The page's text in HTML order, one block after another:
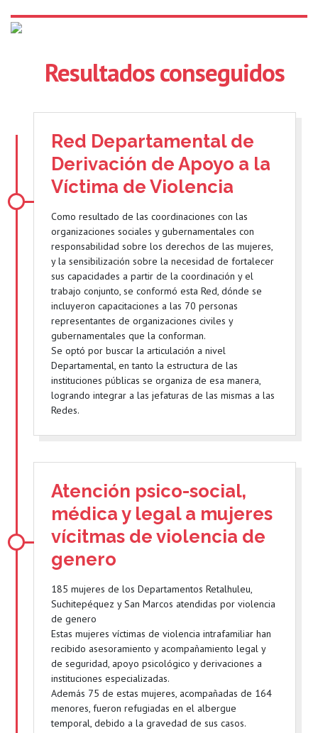
Resultados conseguidos
Red Departamental de
Derivación de Apoyo a la
Víctima de Violencia
Como resultado de las coordinaciones con las
organizaciones sociales y gubernamentales con
responsabilidad sobre los derechos de las mujeres,
y la sensibilización sobre la necesidad de fortalecer
sus capacidades a partir de la coordinación y el
trabajo conjunto, se conformó esta Red, dónde se
incluyeron capacitaciones a las 70 personas
representantes de organizaciones civiles y
gubernamentales que la conforman.
Se optó por buscar la articulación a nivel
Departamental, en tanto la estructura de las
instituciones públicas se organiza de esa manera,
logrando integrar a las jefaturas de las mismas a las
Redes.
Atención psico-social,
médica y legal a mujeres
vícitmas de violencia de
genero
185 mujeres de los Departamentos Retalhuleu,
Suchitepéquez y San Marcos atendidas por violencia
de genero
Estas mujeres víctimas de violencia intrafamiliar han
recibido asesoramiento y acompañamiento legal y
de seguridad, apoyo psicológico y derivaciones a
instituciones especializadas.
Además 75 de estas mujeres, acompañadas de 164
menores, fueron refugiadas en el albergue
temporal, debido a la gravedad de sus casos.